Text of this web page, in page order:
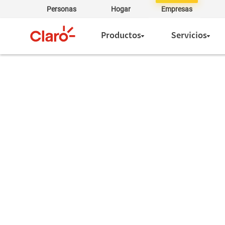
Personas Hogar Empresas
Productos Servicios